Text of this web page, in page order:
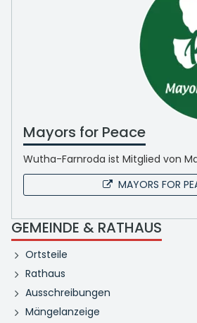
Mayors for Peace
Wutha-Farnroda ist Mitglied von
MAYORS FOR
GEMEINDE & RATHAUS
Ortsteile
Rathaus
Ausschreibungen
Mängelanzeige